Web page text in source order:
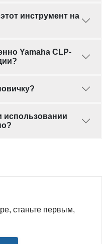
инструмент на
Yamaha CLP-
использовании
станьте первым,